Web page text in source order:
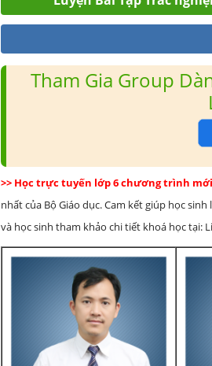
Tham Gia Group
>> Học trực tuyến lớp 6 chương trình
nhất của Bộ Giáo dục. Cam kết giúp học
và học sinh tham khảo chi tiết khoá học tại: